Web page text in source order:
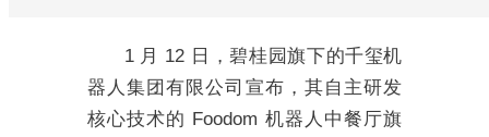
1 月 12 日，碧桂园旗下的千玺机
器人集团有限公司宣布，其自主研发
核心技术的 Foodom 机器人中餐厅旗